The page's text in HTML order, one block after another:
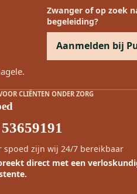
Zwanger of op zoek
begeleiding?
Aanmelden bij
CLIËNTEN ONDER ZORG
spoed zijn wij 24/7 bereikbaar
direct met een